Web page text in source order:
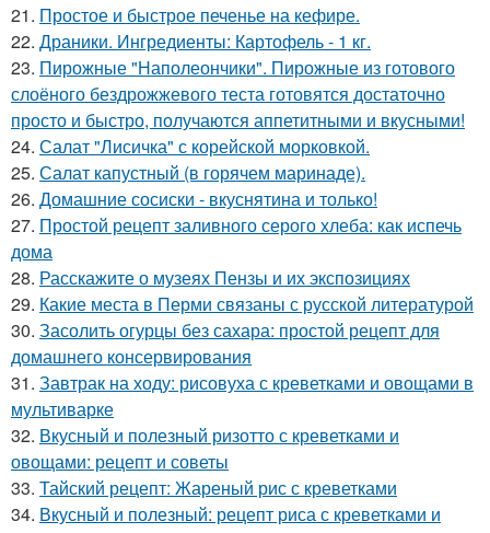
21. Простое и быстрое печенье на кефире.
22. Драники. Ингредиенты: Картофель - 1 кг.
23. Пирожные "Наполеончики". Пирожные из готового
слоёного бездрожжевого теста готовятся достаточно
просто и быстро, получаются аппетитными и вкусными!
24. Салат "Лисичка" с корейской морковкой.
25. Салат капустный (в горячем маринаде).
26. Домашние сосиски - вкуснятина и только!
27. Простой рецепт заливного серого хлеба: как испечь
дома
28. Расскажите о музеях Пензы и их экспозициях
29. Какие места в Перми связаны с русской литературой
30. Засолить огурцы без сахара: простой рецепт для
домашнего консервирования
31. Завтрак на ходу: рисовуха с креветками и овощами в
мультиварке
32. Вкусный и полезный ризотто с креветками и
овощами: рецепт и советы
33. Тайский рецепт: Жареный рис с креветками
34. Вкусный и полезный: рецепт риса с креветками и